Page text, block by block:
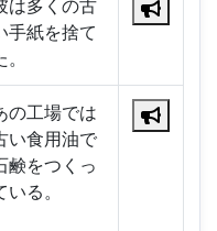
は多くの古
手紙を捨て
。
の工場では
い食用油で
鹸をつくっ
いる。